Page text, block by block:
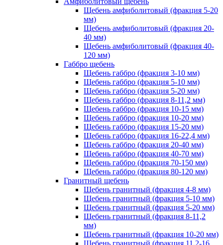
Щебень амфиболитовый (фракция 5-20
мм)
Щебень амфиболитовый (фракция 20-
40 мм)
Щебень амфиболитовый (фракция 40-
120 мм)
Габбро щебень
Щебень габбро (фракция 3-10 мм)
Щебень габбро (фракция 5-10 мм)
Щебень габбро (фракция 5-20 мм)
Щебень габбро (фракция 8-11,2 мм)
Щебень габбро (фракция 10-15 мм)
Щебень габбро (фракция 10-20 мм)
Щебень габбро (фракция 15-20 мм)
Щебень габбро (фракция 16-22,4 мм)
Щебень габбро (фракция 20-40 мм)
Щебень габбро (фракция 40-70 мм)
Щебень габбро (фракция 70-150 мм)
Щебень габбро (фракция 80-120 мм)
Гранитный щебень
Щебень гранитный (фракция 4-8 мм)
Щебень гранитный (фракция 5-10 мм)
Щебень гранитный (фракция 5-20 мм)
Щебень гранитный (фракция 8-11,2
мм)
Щебень гранитный (фракция 10-20 мм)
Щебень гранитный (фракция 11,2-16